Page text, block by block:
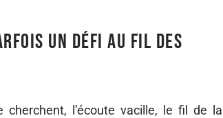
un défi au fil des
l’écoute vacille, le fil de la